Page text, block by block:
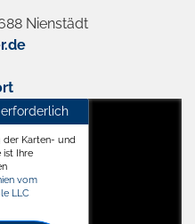
Nienstädt
der Karten- und
ist Ihre
vom
LLC